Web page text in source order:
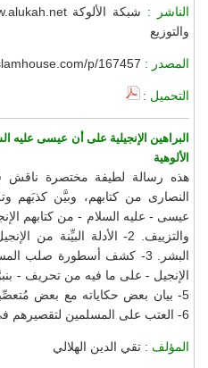
الناشر :
والتوزيع
المصدر : p/167457
التحميل :
البراهين الإنجيلية على أن عيسى عليه
الألوهية
هذه رسالة لطيفة مختصرة ناقش
عيسى - عليه السلام - من كتابهم
والتزييف. 2- الأدلة
الإنجيل - على ما فيه من تحريف -
5- بيان بعض حكاياته مع بعض
6- العتب على المسلمين لتقصيرهم في هذا الجانب.
المؤلف : تقي الدين الهلالي